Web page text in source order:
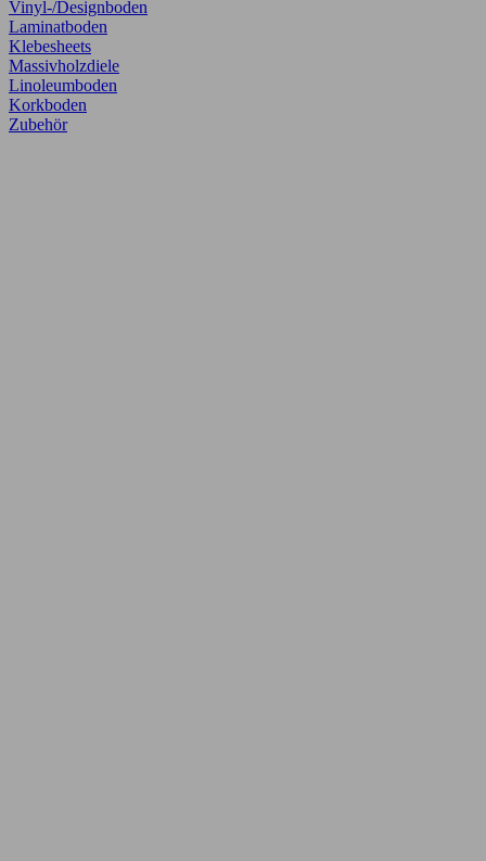
Vinyl-/Designboden
Laminatboden
Klebesheets
Massivholzdiele
Linoleumboden
Korkboden
Zubehör